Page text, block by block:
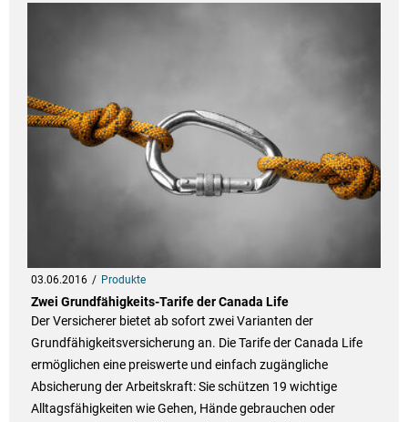
03.06.2016 Produkte
Zwei Grundfähigkeits-Tarife der Canada Life
Der Versicherer bietet ab sofort zwei Varianten der
Grundfähigkeitsversicherung an. Die Tarife der Canada Life
ermöglichen eine preiswerte und einfach zugängliche
Absicherung der Arbeitskraft: Sie schützen 19 wichtige
Alltagsfähigkeiten wie Gehen, Hände gebrauchen oder